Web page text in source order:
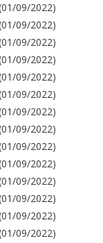
09/2022)
09/2022)
09/2022)
09/2022)
09/2022)
09/2022)
09/2022)
09/2022)
09/2022)
09/2022)
09/2022)
09/2022)
09/2022)
09/2022)